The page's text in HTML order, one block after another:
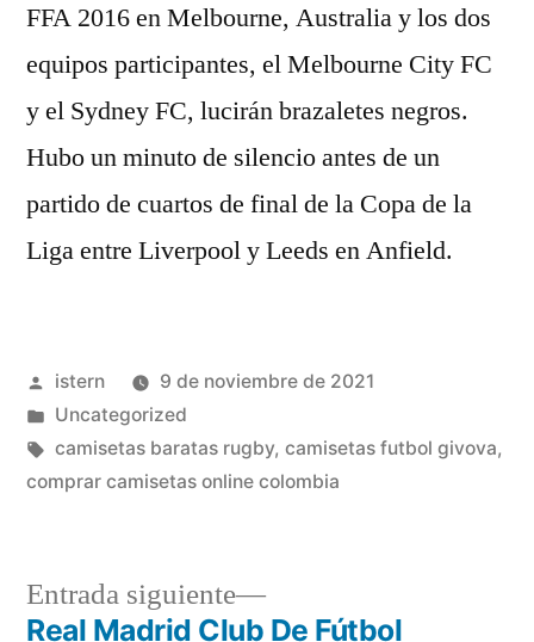
FFA 2016 en Melbourne, Australia y los dos
equipos participantes, el Melbourne City FC
y el Sydney FC, lucirán brazaletes negros.
Hubo un minuto de silencio antes de un
partido de cuartos de final de la Copa de la
Liga entre Liverpool y Leeds en Anfield.
Publicado
por
istern
9 de noviembre de 2021
Publicado
en
Uncategorized
Etiquetas:
camisetas baratas rugby, camisetas futbol givova,
comprar camisetas online colombia
Entrada siguiente
Entrada
siguiente:
Real Madrid Club De Fútbol